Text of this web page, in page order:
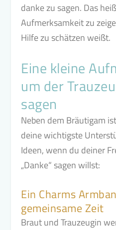
danke zu sagen. Das
Aufmerksamkeit zu
Hilfe zu schätzen weißt.
Eine kleine
um der
sagen
Neben dem Bräutigam
deine wichtigste
Ideen, wenn du deiner
„Danke“ sagen willst:
Ein Charms
gemeinsame Zeit
Braut und Trauzeugin